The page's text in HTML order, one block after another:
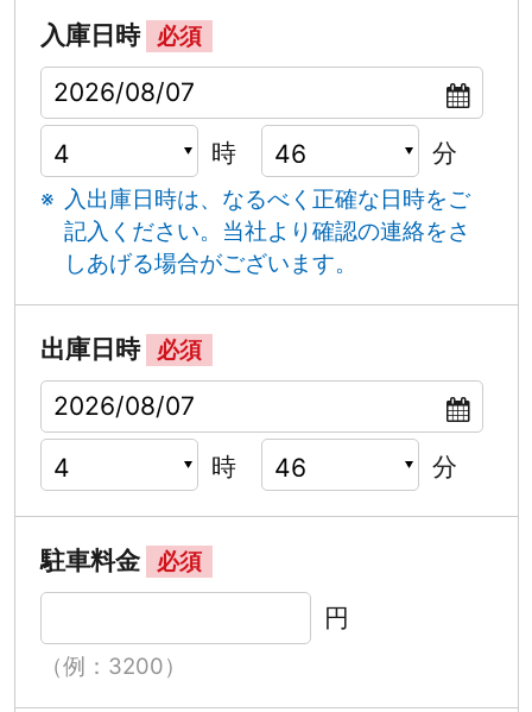
入庫日時 必須
時 分
入出庫日時は、なるべく正確な日時をご
記入ください。 当社より確認の連絡をさ
しあげる場合がございます。
出庫日時 必須
時 分
駐車料金 必須
円
（例：3200）